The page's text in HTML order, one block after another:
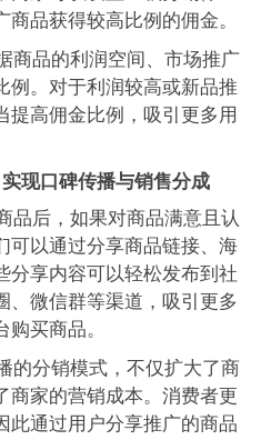
品获得较高比例的佣金。
商品的利润空间、市场推广
例。对于利润较高或新品推
提高佣金比例，吸引更多用
现口碑传播与销售分成
品后，如果对商品满意且认
可以通过分享商品链接、海
分享内容可以轻松发布到社
、微信群等渠道，吸引更多
买商品。
的分销模式，不仅扩大了商
商家的营销成本。消费者更
此通过用户分享推广的商品